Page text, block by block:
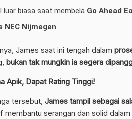
luar biasa saat membela Go Ahead
NEC Nijmegen
James saat ini tengah dalam
bukan tak mungkin ia segera
Apik, Dapat Rating Tinggi!
tersebut, James tampil sebagai
membantu serangan dan solid